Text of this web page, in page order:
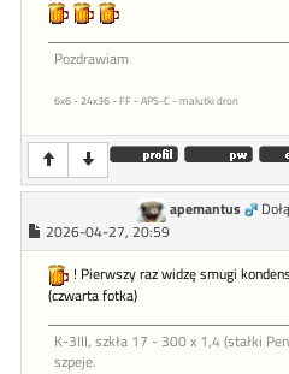
Pozdrawiam
6x6 - 24x36 - FF - APS-C - malutki dron
apemantus
2026-04-27, 20:59
! Pierwszy raz widzę smugi
(czwarta fotka)
K-3III, szkła 17 - 300 x 1,4 (stałki
szpeje.